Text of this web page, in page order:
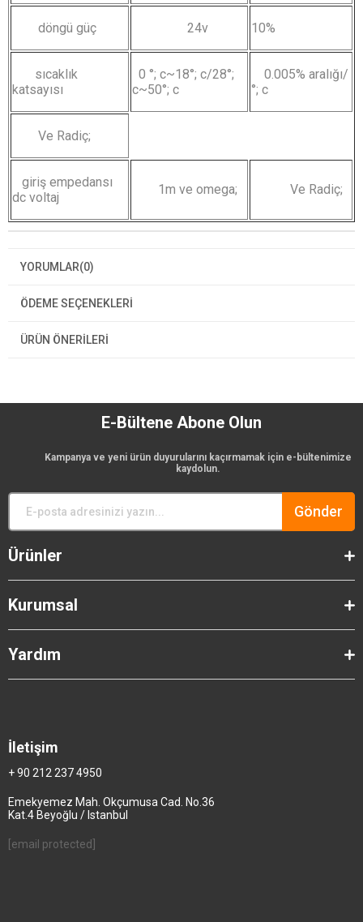
döngü güç 24v 10%
sıcaklık
katsayısı
0 °; c~18°; c/28°;
c~50°; c
0.005% aralığı/
°; c
Ve Radiç;
giriş empedansı
dc voltaj
1m ve omega; Ve Radiç;
YORUMLAR(0)
ÖDEME SEÇENEKLERI
ÜRÜN ÖNERILERI
E-Bültene Abone Olun
Kampanya ve yeni ürün duyurularını kaçırmamak için e-bültenimize
kaydolun.
Gönder
Ürünler
Kurumsal
Yardım
İletişim
+ 90 212 237 4950
Emekyemez Mah. Okçumusa Cad. No.36
Kat.4 Beyoğlu / Istanbul
[email protected]